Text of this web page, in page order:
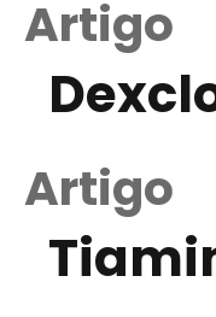
Artigo
Artigo